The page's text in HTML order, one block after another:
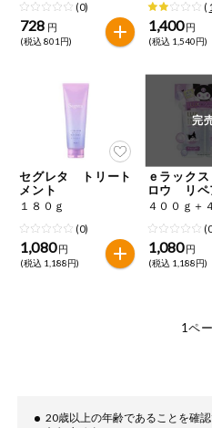
(0)
728 円
(税込 801円)
( 1
1,400 円
(税込 1,540円)
セグレタ トリート
メント
１８０ｇ
(0)
1,080 円
(税込 1,188円)
完
ｅラック
ロウ リペ
イン クロ
ボ お試し
プペア
４００ｇ＋
1,080 円
(税込 1,188円)
20歳以上の年齢であることを確